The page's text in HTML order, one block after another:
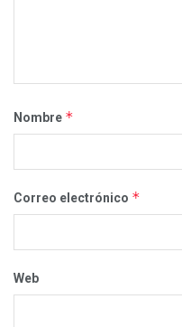
Nombre *
Correo electrónico *
Web